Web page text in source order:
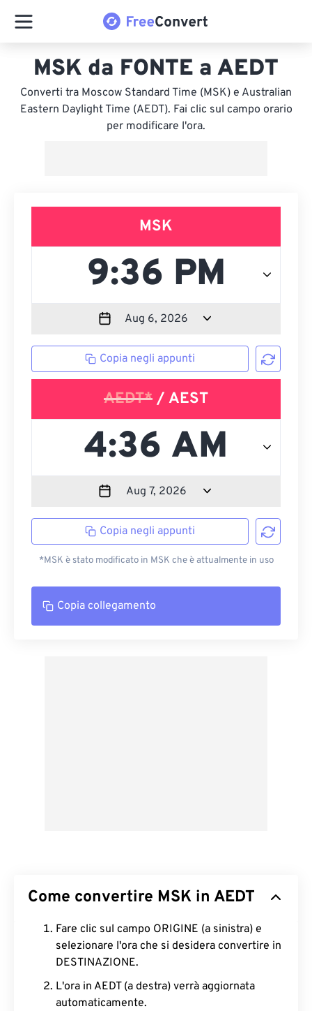
MSK da FONTE a AEDT
Converti tra Moscow Standard Time (MSK) e Australian
Eastern Daylight Time (AEDT). Fai clic sul campo orario
per modificare l'ora.
MSK
Copia negli appunti
AEDT* / AEST
Copia negli appunti
*MSK è stato modificato in MSK che è attualmente in uso
Copia collegamento
Come convertire MSK in AEDT
Fare clic sul campo ORIGINE (a sinistra) e
selezionare l'ora che si desidera convertire in
DESTINAZIONE.
L'ora in AEDT (a destra) verrà aggiornata
automaticamente.